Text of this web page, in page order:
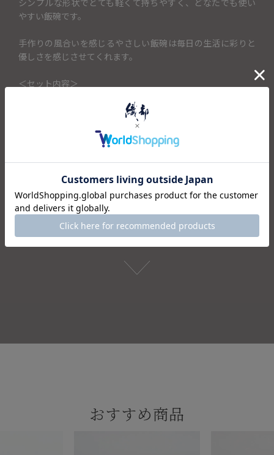
やすい飯碗です。
手作りの風合いを感じるやさしい飯碗は毎日の生活に彩りと
優しさを感じさせてくれます。
＜セット内容＞
仕様
注意事項
おすすめ商品